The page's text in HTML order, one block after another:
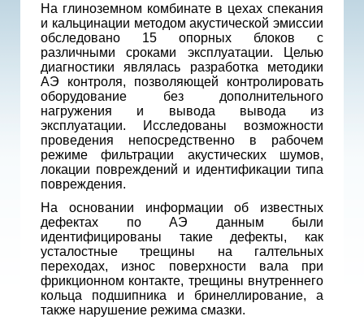
На глиноземном комбинате в цехах спекания
и кальцинации методом акустической эмиссии
обследовано 15 опорных блоков с
различными сроками эксплуатации. Целью
диагностики являлась разработка методики
АЭ контроля, позволяющей контролировать
оборудование без дополнительного
нагружения и вывода вывода из
эксплуатации. Исследованы возможности
проведения непосредственно в рабочем
режиме фильтрации акустических шумов,
локации повреждений и идентификации типа
повреждения.
На основании информации об известных
дефектах по АЭ данным были
идентифицированы такие дефекты, как
усталостные трещины на галтельных
переходах, износ поверхности вала при
фрикционном контакте, трещины внутреннего
кольца подшипника и бринеллирование, а
также нарушение режима смазки.